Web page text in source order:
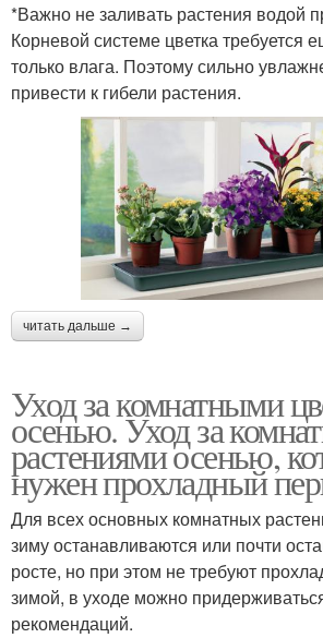
*Важно не заливать растения водой
Корневой системе цветка требуется
только влага. Поэтому сильно
привести к гибели растения.
читать дальше →
Уход за комнатными
осенью. Уход за
растениями осенью,
нужен прохладный
Для всех основных комнатных
зиму останавливаются или почти
росте, но при этом не требуют
зимой, в уходе можно
рекомендаций.